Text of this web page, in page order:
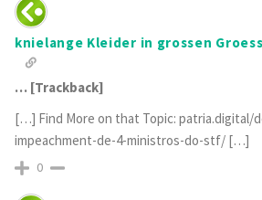
knielange Kleider in grossen
… [Trackback]
[…] Find More on that Topic: patria.digital/
impeachment-de-4-ministros-do-stf/ […]
0